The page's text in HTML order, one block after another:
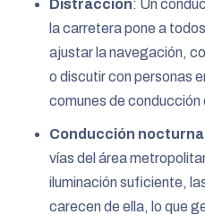
Distracción: Un
la carretera pone a
ajustar la navegación,
o discutir con personas
comunes de conducción
Conducción nocturna
vías del área
iluminación suficiente,
carecen de ella, lo que